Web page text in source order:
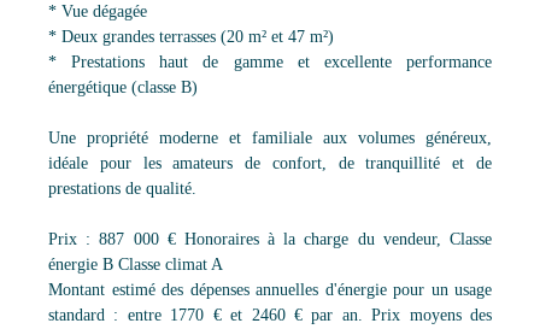
* Vue dégagée
* Deux grandes terrasses (20 m² et 47 m²)
* Prestations haut de gamme et excellente performance
énergétique (classe B)
Une propriété moderne et familiale aux volumes généreux,
idéale pour les amateurs de confort, de tranquillité et de
prestations de qualité.
Prix : 887 000 € Honoraires à la charge du vendeur, Classe
énergie B Classe climat A
Montant estimé des dépenses annuelles d'énergie pour un usage
standard : entre 1770 € et 2460 € par an. Prix moyens des